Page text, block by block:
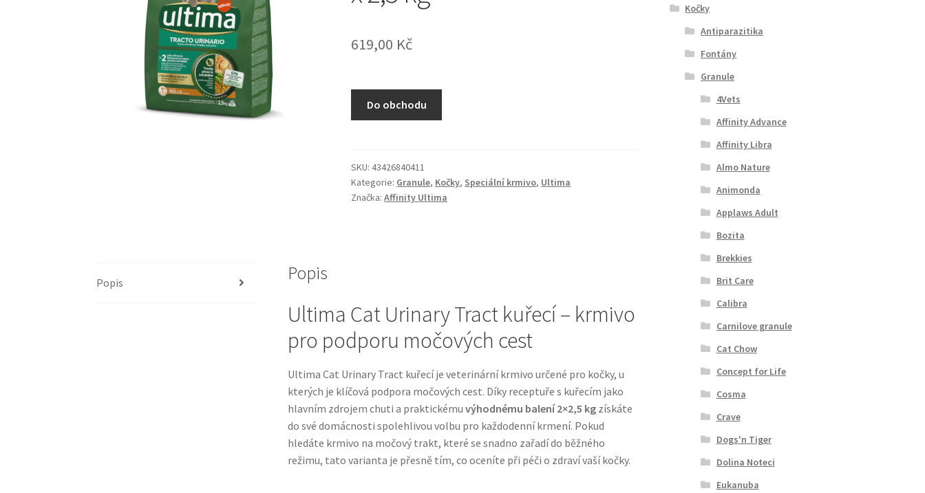
619,00 Kč
Do obchodu
SKU:43426840411
Kategorie: Granule, Kočky, Speciální krmivo, Ultima
Značka:Affinity Ultima
Popis Popis
Ultima Cat Urinary Tract kuřecí – krmivo
pro podporu močových cest
Ultima Cat Urinary Tract kuřecí je veterinární krmivo určené pro kočky, u
kterých je klíčová podpora močových cest. Díky receptuře s kuřecím jako
hlavním zdrojem chuti a praktickému výhodnému balení 2×2,5 kgzískáte
do své domácnosti spolehlivou volbu pro každodenní krmení. Pokud
hledáte krmivo na močový trakt, které se snadno zařadí do běžného
režimu, tato varianta je přesně tím, co oceníte při péči o zdraví vaší kočky.
Kočky
Antiparazitika
Fontány
Granule
4Vets
Affinity Advance
Affinity Libra
Almo Nature
Animonda
Applaws Adult
Bozita
Brekkies
Brit Care
Calibra
Carnilove granule
Cat Chow
Concept for Life
Cosma
Crave
Dogs'n Tiger
Dolina Noteci
Eukanuba